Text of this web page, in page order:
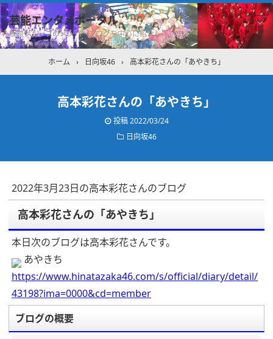
芸能エンタメポータル
坂道グループのメンバーブログを中心に紹介しています
ホーム › 日向坂46 › 高本彩花さんの「あやきち」
高本彩花さんの「あやきち」
投稿2022/03/24
日向坂46
2022年3月23日の高本彩花さんのブログ
高本彩花さんの「あやきち」
本日次のブログは高本彩花さんです。
あやきち
https://www.hinatazaka46.com/s/official/diary/detail/
43198?ima=0000&cd=member
ブログの概要